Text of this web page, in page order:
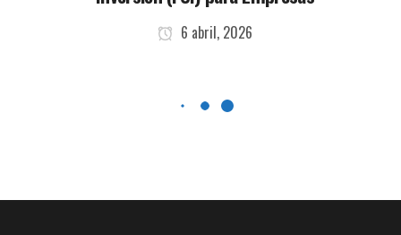
6 abril, 2026